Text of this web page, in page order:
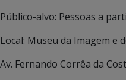
Público-alvo: Pessoas a
Local: Museu da Imagem e
Av. Fernando Corrêa da